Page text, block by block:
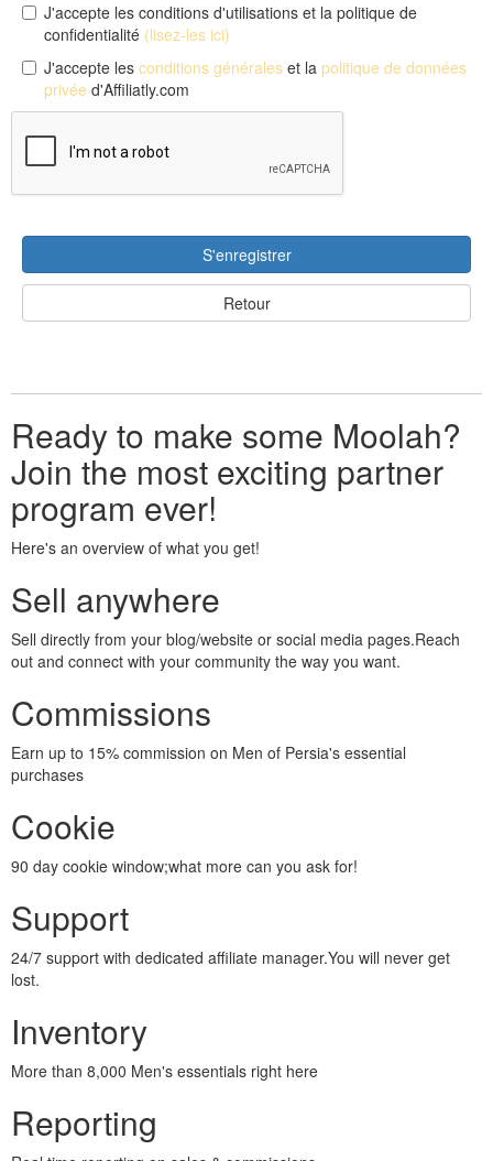
J'accepte les conditions d'utilisations et la politique de
confidentialité (lisez-les ici)
J'accepte les conditions générales et la politique de données
privée d'Affiliatly.com
S'enregistrer
Retour
Ready to make some Moolah?
Join the most exciting partner
program ever!
Here's an overview of what you get!
Sell anywhere
Sell directly from your blog/website or social media pages.Reach
out and connect with your community the way you want.
Commissions
Earn up to 15% commission on Men of Persia's essential
purchases
Cookie
90 day cookie window;what more can you ask for!
Support
24/7 support with dedicated affiliate manager.You will never get
lost.
Inventory
More than 8,000 Men's essentials right here
Reporting